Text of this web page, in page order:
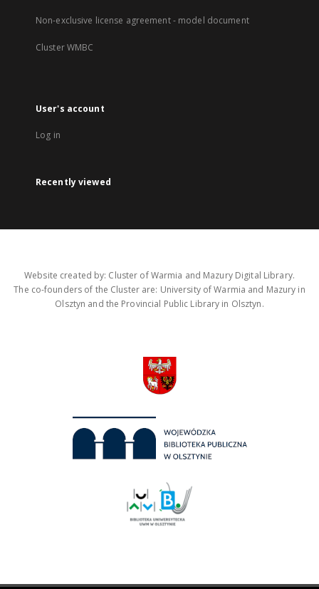
Non-exclusive license agreement - model document
Cluster WMBC
User's account
Log in
Recently viewed
Website created by: Cluster of Warmia and Mazury Digital Library.
The co-founders of the Cluster are: University of Warmia and Mazury in
Olsztyn and the Provincial Public Library in Olsztyn.